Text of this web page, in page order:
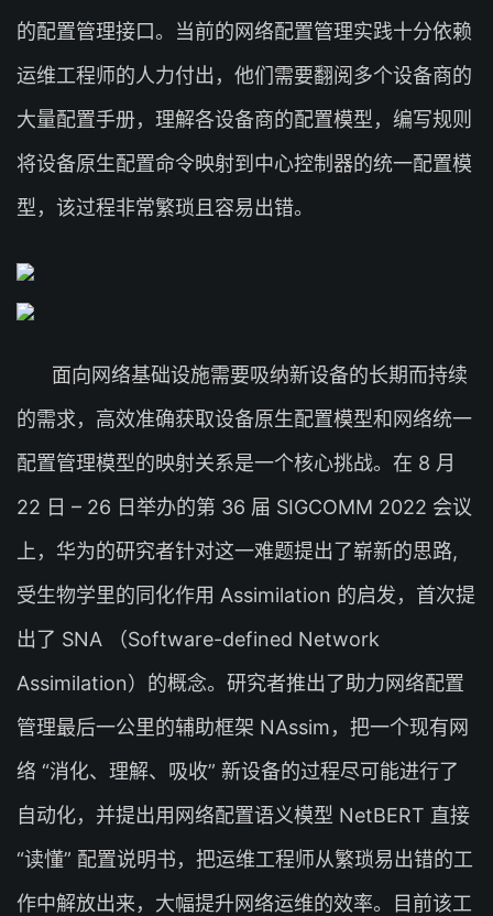
的配置管理接口。当前的网络配置管理实践十分依赖
运维工程师的人力付出，他们需要翻阅多个设备商的
大量配置手册，理解各设备商的配置模型，编写规则
将设备原生配置命令映射到中心控制器的统一配置模
型，该过程非常繁琐且容易出错。
面向网络基础设施需要吸纳新设备的长期而持续
的需求，高效准确获取设备原生配置模型和网络统一
配置管理模型的映射关系是一个核心挑战。在 8 月
22 日 – 26 日举办的第 36 届 SIGCOMM 2022 会议
上，华为的研究者针对这一难题提出了崭新的思路,
受生物学里的同化作用 Assimilation 的启发，首次提
出了 SNA （Software-defined Network
Assimilation）的概念。研究者推出了助力网络配置
管理最后一公里的辅助框架 NAssim，把一个现有网
络 “消化、理解、吸收” 新设备的过程尽可能进行了
自动化，并提出用网络配置语义模型 NetBERT 直接
“读懂” 配置说明书，把运维工程师从繁琐易出错的工
作中解放出来，大幅提升网络运维的效率。目前该工